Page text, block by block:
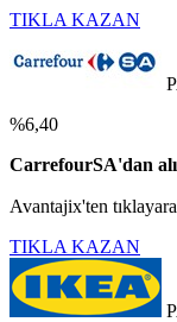
TIKLA KAZAN
%6,40
CarrefourSA'dan
Avantajix'ten
TIKLA KAZAN